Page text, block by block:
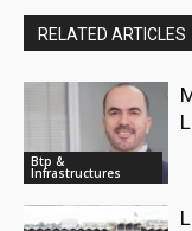
RELATED ARTICLES
Btp &
Infrastructures